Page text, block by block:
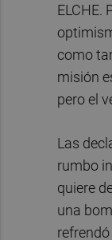
ELCHE.
como
misión
pero el
Las
rumbo
quiere
una